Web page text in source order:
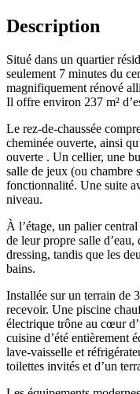
Description
Situé dans un quartier
seulement 7 minutes du
magnifiquement rénové
Il offre environ 237 m²
Le rez-de-chaussée
cheminée ouverte, ainsi
ouverte . Un cellier, une
salle de jeux (ou chambre
fonctionnalité. Une suite
niveau.
À l’étage, un palier
de leur propre salle d’eau,
dressing, tandis que les
bains.
Installée sur un terrain de
recevoir. Une piscine
électrique trône au cœur
cuisine d’été entièrement
lave-vaisselle et
toilettes invités et d’un